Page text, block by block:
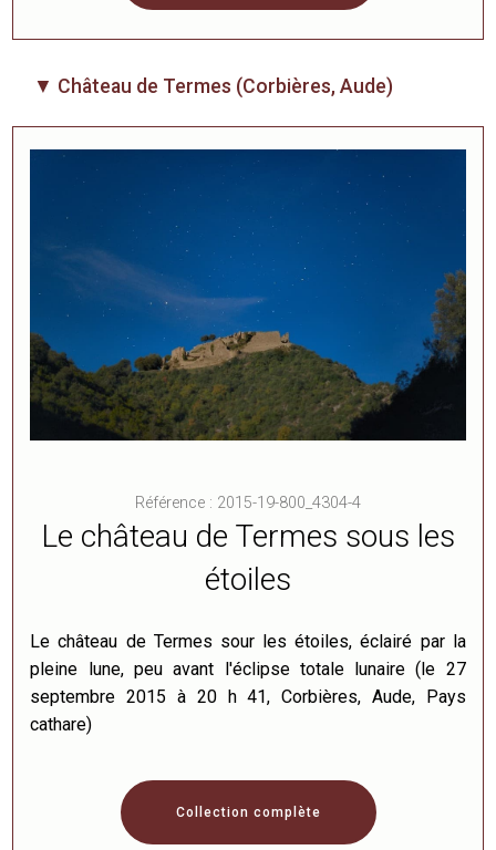
▼ Château de Termes (Corbières, Aude)
Référence : 2015-19-800_4304-4
Le château de Termes sous les
étoiles
Le château de Termes sour les étoiles, éclairé par la
pleine lune, peu avant l'éclipse totale lunaire (le 27
septembre 2015 à 20 h 41, Corbières, Aude, Pays
cathare)
Collection complète